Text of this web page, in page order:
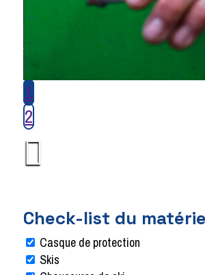
1
2
Check-list du
Casque de protection
Skis